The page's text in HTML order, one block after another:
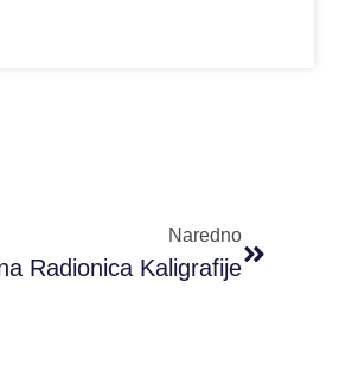
Naredno
Radionica Kaligrafije